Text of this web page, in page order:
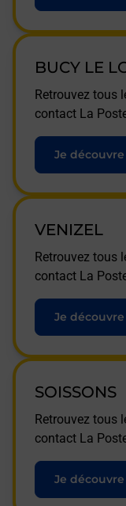
BUCY LE
Retrouvez tous
contact La
Je découvre
VENIZEL
Retrouvez tous
contact La
Je découvre
SOISSONS
Retrouvez tous
contact La
Je découvre